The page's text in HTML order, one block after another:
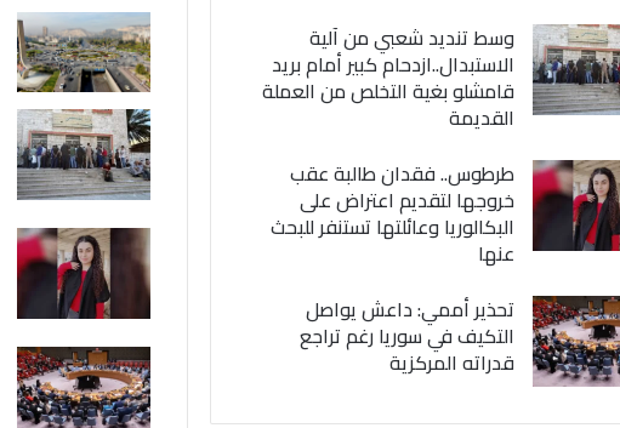
وسط تنديد شعبي من آلية
الاستبدال..ازدحام كبير أمام بريد
قامشلو بغية التخلص من العملة
القديمة
طرطوس.. فقدان طالبة عقب
خروجها لتقديم اعتراض على
البكالوريا وعائلتها تستنفر للبحث
عنها
تحذير أممي: داعش يواصل
التكيف في سوريا رغم تراجع
قدراته المركزية